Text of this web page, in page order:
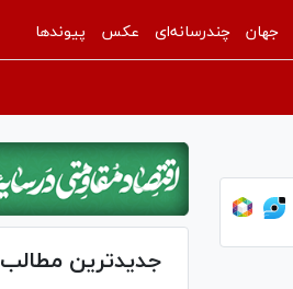
جهان چندرسانه‌ای عکس پیوندها
جدیدترین مطالب